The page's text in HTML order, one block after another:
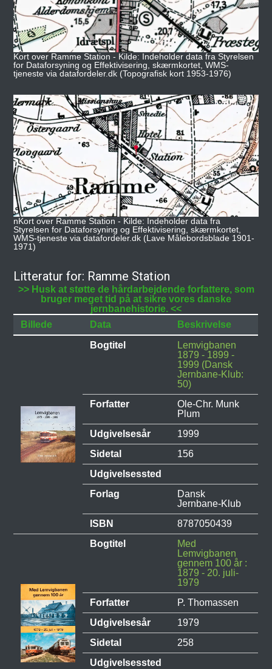
Kort over Ramme Station - Kilde: Indeholder data fra Styrelsen
for Dataforsyning og Effektivisering, skærmkortet, WMS-
tjeneste via datafordeler.dk (Topografisk kort 1953-1976)
nKort over Ramme Station - Kilde: Indeholder data fra
Styrelsen for Dataforsyning og Effektivisering, skærmkortet,
WMS-tjeneste via datafordeler.dk (Lave Målebordsblade 1901-
1971)
Litteratur for: Ramme Station
>> Husk at støtte de hårdarbejdende forfattere, som
bruger meget tid på at sikre vores danske
jernbanehistorie. <<
Billede
Data
Beskrivelse
Bogtitel
Lemvigbanen
1879 - 1899 -
1999 (Dansk
Jernbane-Klub:
50)
Forfatter
Ole-Chr. Munk
Plum
Udgivelsesår
1999
Sidetal
156
Udgivelsessted
Forlag
Dansk
Jernbane-Klub
ISBN
8787050439
Bogtitel
Med
Lemvigbanen
gennem 100 år :
1879 - 20. juli-
1979
Forfatter
P. Thomassen
Udgivelsesår
1979
Sidetal
258
Udgivelsessted